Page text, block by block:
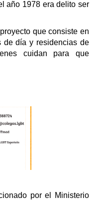
año 1978 era delito ser
que consiste en
de día y residencias de
cuidan para que
por el
Ministerio